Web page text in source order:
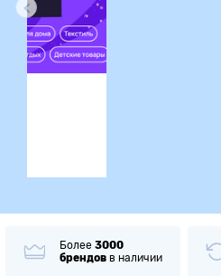
Более 3000
брендов в наличии